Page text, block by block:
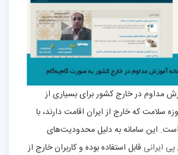
در خارج کشور برای بسیاری از
که خارج از ایران اقامت دارند، با
این سامانه به دلیل محدودیت‌های
قابل استفاده بوده و کاربران خارج از